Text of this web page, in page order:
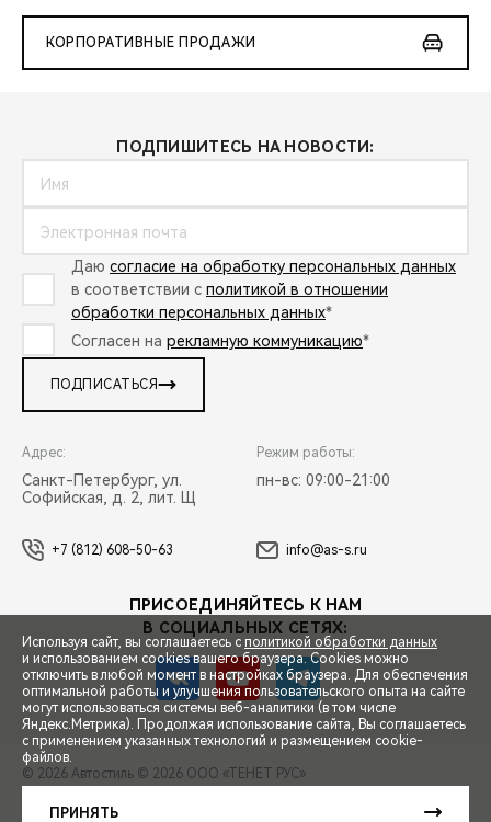
СПЕЦПРЕДЛОЖЕНИЯ
ЗАПИСЬ НА ТЕСТ-ДРАЙВ
КОРПОРАТИВНЫЕ ПРОДАЖИ
ПОДПИШИТЕСЬ НА НОВОСТИ:
Даю согласие на обработку персональных данных
в соответствии с политикой в отношении
обработки персональных данных*
Согласен на рекламную коммуникацию*
ПОДПИСАТЬСЯ
Адрес:
Санкт-Петербург, ул.
Софийская, д. 2, лит. Щ
Режим работы:
пн-вс: 09:00-21:00
+7 (812) 608-50-63 info@as-s.ru
ПРИСОЕДИНЯЙТЕСЬ К НАМ
В СОЦИАЛЬНЫХ СЕТЯХ:
© 2026 Автостиль © 2026 ООО «ТЕНЕТ РУС»
Используя сайт, вы соглашаетесь с политикой обработки данных
и использованием cookies вашего браузера. Cookies можно
отключить в любой момент в настройках браузера. Для обеспечения
оптимальной работы и улучшения пользовательского опыта на сайте
могут использоваться системы веб-аналитики (в том числе
Яндекс.Метрика). Продолжая использование сайта, Вы соглашаетесь
с применением указанных технологий и размещением cookie-
файлов.
ПРИНЯТЬ